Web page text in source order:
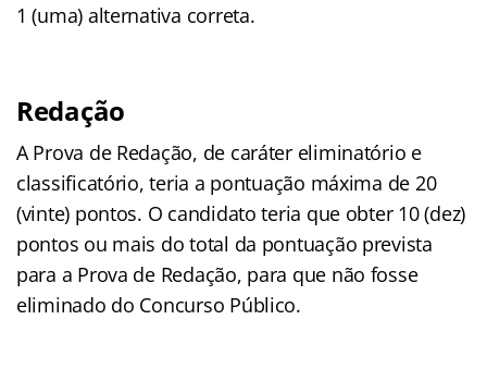
1 (uma) alternativa correta.
Redação
A Prova de Redação, de caráter eliminatório e
classificatório, teria a pontuação máxima de 20
(vinte) pontos. O candidato teria que obter 10 (dez)
pontos ou mais do total da pontuação prevista
para a Prova de Redação, para que não fosse
eliminado do Concurso Público.